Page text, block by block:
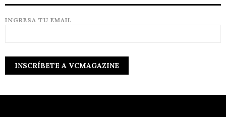
INGRESA TU EMAIL